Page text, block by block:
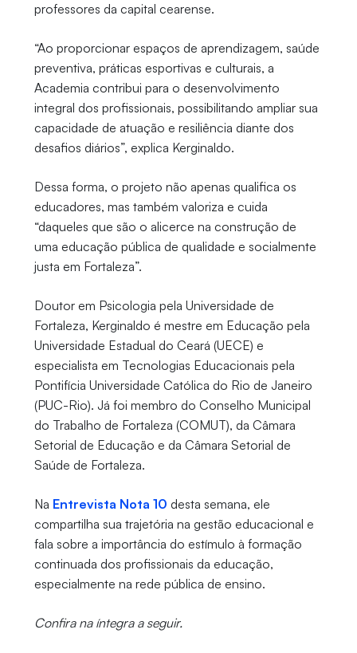
professores da capital cearense.
“Ao proporcionar espaços de aprendizagem, saúde
preventiva, práticas esportivas e culturais, a
Academia contribui para o desenvolvimento
integral dos profissionais, possibilitando ampliar sua
capacidade de atuação e resiliência diante dos
desafios diários”, explica Kerginaldo.
Dessa forma, o projeto não apenas qualifica os
educadores, mas também valoriza e cuida
“daqueles que são o alicerce na construção de
uma educação pública de qualidade e socialmente
justa em Fortaleza”.
Doutor em Psicologia pela Universidade de
Fortaleza, Kerginaldo é mestre em Educação pela
Universidade Estadual do Ceará (UECE) e
especialista em Tecnologias Educacionais pela
Pontifícia Universidade Católica do Rio de Janeiro
(PUC-Rio). Já foi membro do Conselho Municipal
do Trabalho de Fortaleza (COMUT), da Câmara
Setorial de Educação e da Câmara Setorial de
Saúde de Fortaleza.
Na Entrevista Nota 10 desta semana, ele
compartilha sua trajetória na gestão educacional e
fala sobre a importância do estímulo à formação
continuada dos profissionais da educação,
especialmente na rede pública de ensino.
Confira na íntegra a seguir.